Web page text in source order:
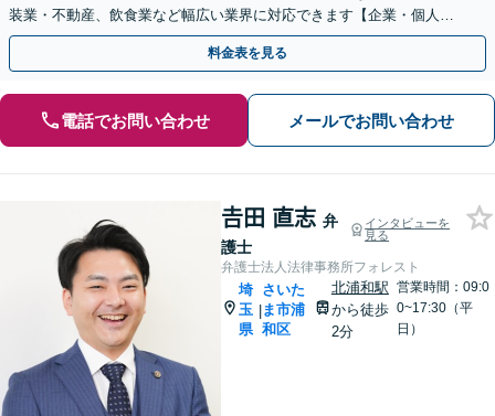
装業・不動産、飲食業など幅広い業界に対応できます【企業・個人事
業主の方初回面談無料】
料金表を見る
電話でお問い合わせ メールでお問い合わせ
𠮷田 直志 弁
護士
インタビューを
見る
弁護士法人法律事務所フォレスト
埼
玉
県
|
さいた
ま市浦
和区
北浦和駅
から徒歩
2分
営業時間：09:0
0~17:30（平
日）